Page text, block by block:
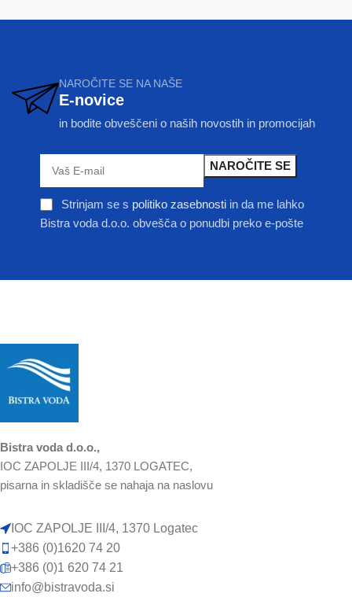
NAROČITE SE NA NAŠE
E-novice
in bodite obveščeni o naših novostih in promocijah
Strinjam se s politiko zasebnostiin da me lahko
Bistra voda d.o.o. obvešča o ponudbi preko e-pošte
Bistra voda d.o.o.,
IOC ZAPOLJE III/4, 1370 LOGATEC,
pisarna in skladišče se nahaja na naslovu
IOC ZAPOLJE III/4, 1370 Logatec
+386 (0)1620 74 20
+386 (0)1 620 74 21
info@bistravoda.si